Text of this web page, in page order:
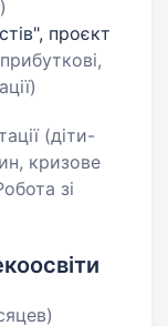
проєкт
(діти-
кризове
зі